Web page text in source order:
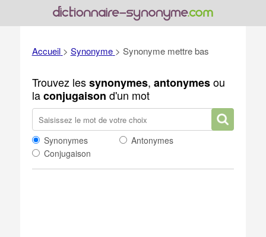
Accueil > Synonyme > Synonyme mettre bas
Trouvez lessynonymes, antonymesou
laconjugaison d'un mot
Synonymes
Antonymes
Conjugaison